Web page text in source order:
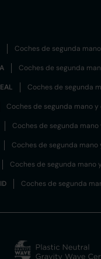
Coches de segunda
Coches de segunda
Coches de segunda
Coches de segunda mano y
Coches de segunda mano
Coches de segunda mano
Coches de segunda mano
Coches de segunda